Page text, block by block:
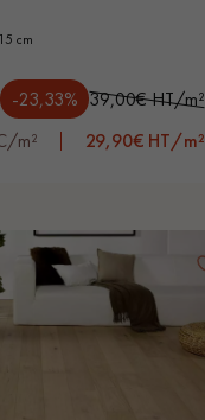
cm
-23,33% 39,00€ HT/m²
m²
29,90€ HT/m²